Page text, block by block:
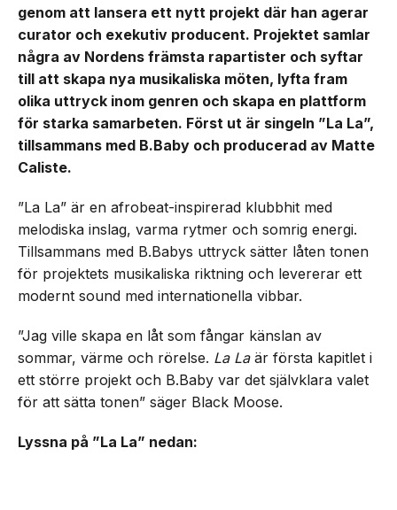
genom att lansera ett nytt projekt där han agerar
curator och exekutiv producent. Projektet samlar
några av Nordens främsta rapartister och syftar
till att skapa nya musikaliska möten, lyfta fram
olika uttryck inom genren och skapa en plattform
för starka samarbeten. Först ut är singeln ”La La”,
tillsammans med B.Baby och producerad av Matte
Caliste.
”La La” är en afrobeat-inspirerad klubbhit med
melodiska inslag, varma rytmer och somrig energi.
Tillsammans med B.Babys uttryck sätter låten tonen
för projektets musikaliska riktning och levererar ett
modernt sound med internationella vibbar.
”Jag ville skapa en låt som fångar känslan av
sommar, värme och rörelse. La Laär första kapitlet i
ett större projekt och B.Baby var det självklara valet
för att sätta tonen” säger Black Moose.
Lyssna på ”La La” nedan: